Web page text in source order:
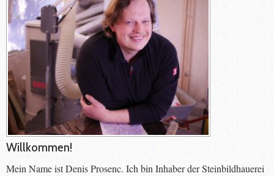
Willkommen!
Mein Name ist Denis Prosenc. Ich bin Inhaber der Steinbildhauerei